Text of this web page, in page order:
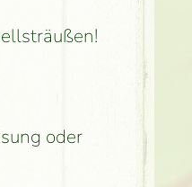
oder